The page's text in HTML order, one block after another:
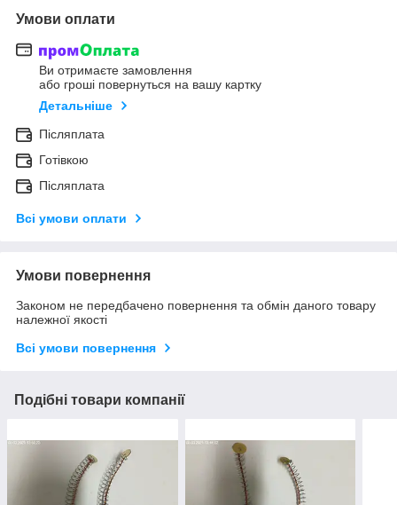
Умови оплати
Ви отримаєте замовлення
або гроші повернуться на вашу картку
Детальніше
Післяплата
Готівкою
Післяплата
Всі умови оплати
Умови повернення
Законом не передбачено повернення та обмін даного товару
належної якості
Всі умови повернення
Подібні товари компанії